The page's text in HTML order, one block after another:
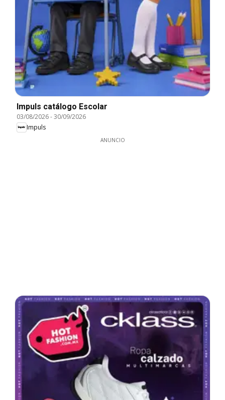
Impuls catálogo Escolar
03/08/2026-30/09/2026
Impuls
ANUNCIO